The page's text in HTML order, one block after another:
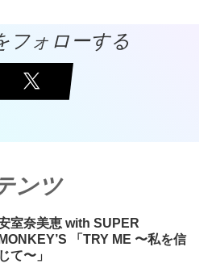
フォローする
ンツ
室奈美恵 with SUPER
MONKEY’S 「TRY ME 〜私を信
じて〜」